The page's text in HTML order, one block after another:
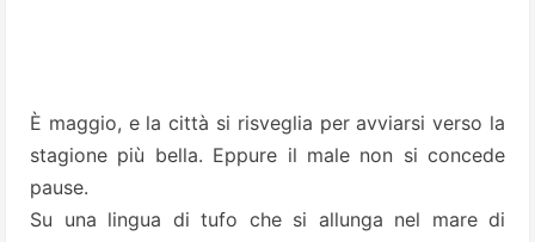
È maggio, e la città si risveglia per avviarsi verso la
stagione più bella. Eppure il male non si concede
pause.
Su una lingua di tufo che si allunga nel mare di